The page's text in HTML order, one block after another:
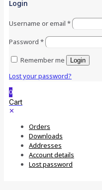
Login
Username or email *
Password *
Remember me
Login
Lost your password?
0
Cart
✕
Orders
Downloads
Addresses
Account details
Lost password